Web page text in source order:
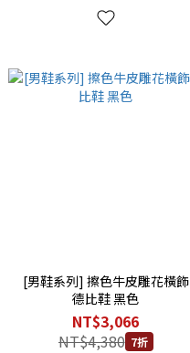
[男鞋系列] 擦色牛皮雕花橫飾
德比鞋 黑色
NT$3,066
NT$4,380 7折